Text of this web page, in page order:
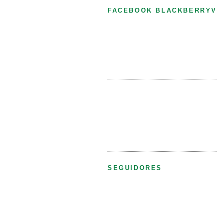
FACEBOOK
SEGUIDORES